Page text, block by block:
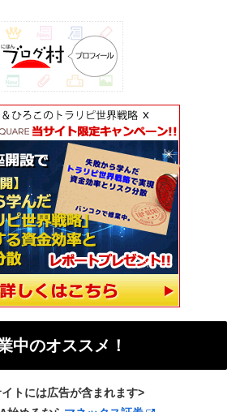
中のオススメ！
トには広告が含まれます>